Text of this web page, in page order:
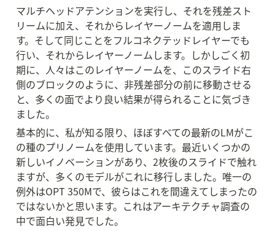
マルチヘッドアテンションを実行し、それを残差スト
リームに加え、それからレイヤーノームを適用しま
す。そして同じことをフルコネクテッドレイヤーでも
行い、それからレイヤーノームします。しかしごく初
期に、人々はこのレイヤーノームを、このスライド右
側のブロックのように、非残差部分の前に移動させる
と、多くの面でより良い結果が得られることに気づき
ました。
基本的に、私が知る限り、ほぼすべての最新のLMがこ
の種のプリノームを使用しています。最近いくつかの
新しいイノベーションがあり、2枚後のスライドで触れ
ますが、多くのモデルがこれに移行しました。唯一の
例外はOPT 350Mで、彼らはこれを間違えてしまったの
ではないかと思います。これはアーキテクチャ調査の
中で面白い発見でした。